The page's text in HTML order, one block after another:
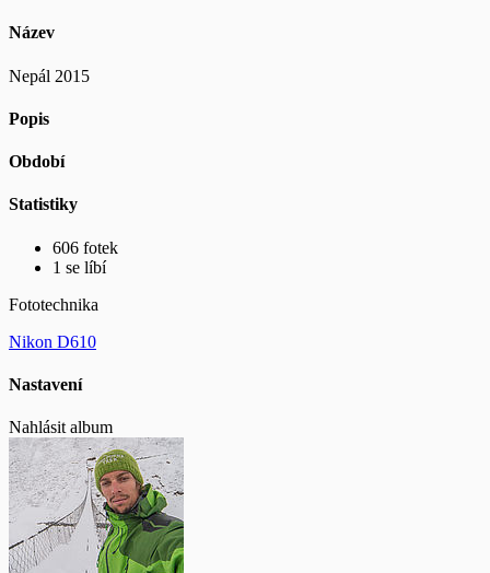
Název
Nepál 2015
Popis
Období
Statistiky
606 fotek
1 se líbí
Fototechnika
Nikon D610
Nastavení
Nahlásit album